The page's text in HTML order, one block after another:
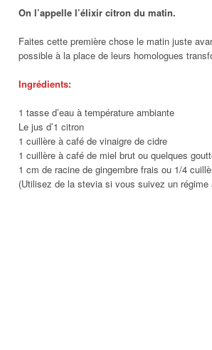
On l’appelle l’élixir citron du matin.
Faites cette première chose le matin juste
possible à la place de leurs homologues
Ingrédients:
1 tasse d’eau à température ambiante
Le jus d’1 citron
1 cuillère à café de vinaigre de cidre
1 cuillère à café de miel brut ou quelques
1 cm de racine de gingembre frais ou 1/4
(Utilisez de la stevia si vous suivez un